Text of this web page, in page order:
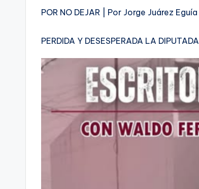
POR NO DEJAR | Por Jorge Juárez Eguía
PERDIDA Y DESESPERADA LA DIPUTADA